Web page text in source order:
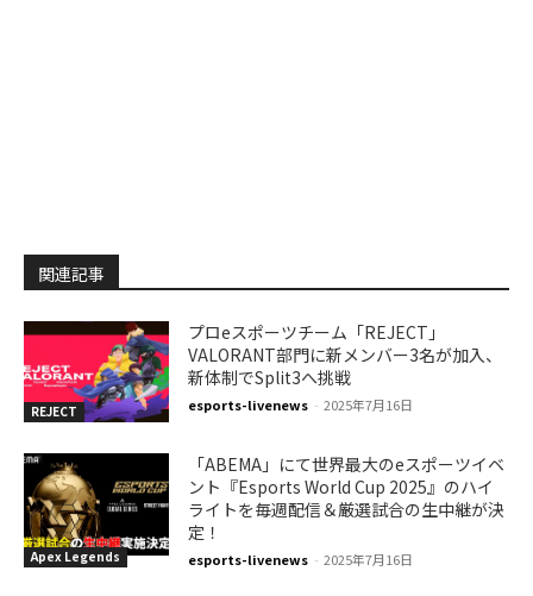
関連記事
REJECT
プロeスポーツチーム「REJECT」
VALORANT部門に新メンバー3名が加入、
新体制でSplit3へ挑戦
esports-livenews - 2025年7月16日
Apex Legends
「ABEMA」にて世界最大のeスポーツイベ
ント『Esports World Cup 2025』のハイ
ライトを毎週配信＆厳選試合の生中継が決
定！
esports-livenews - 2025年7月16日